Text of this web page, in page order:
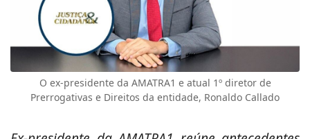
O ex-presidente da AMATRA1 e atual 1º diretor de
Prerrogativas e Direitos da entidade, Ronaldo Callado